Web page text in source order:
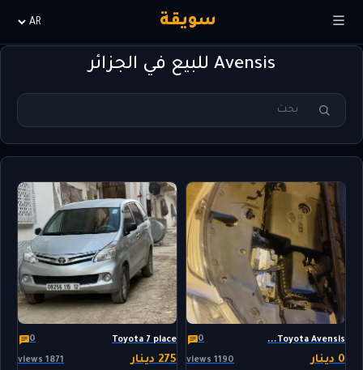
سويقة
la
Avensis للبيع في الجزائر
Toyota Avensis...
0
0 دينار 1190 views
Toyota 7 place
0
275 دينار 1871 views